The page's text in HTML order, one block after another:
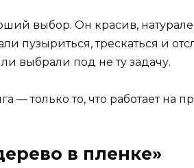
выбор. Он красив,
пузыриться, трескаться и
выбрали под не ту задачу.
— только то, что работает на
в пленке»